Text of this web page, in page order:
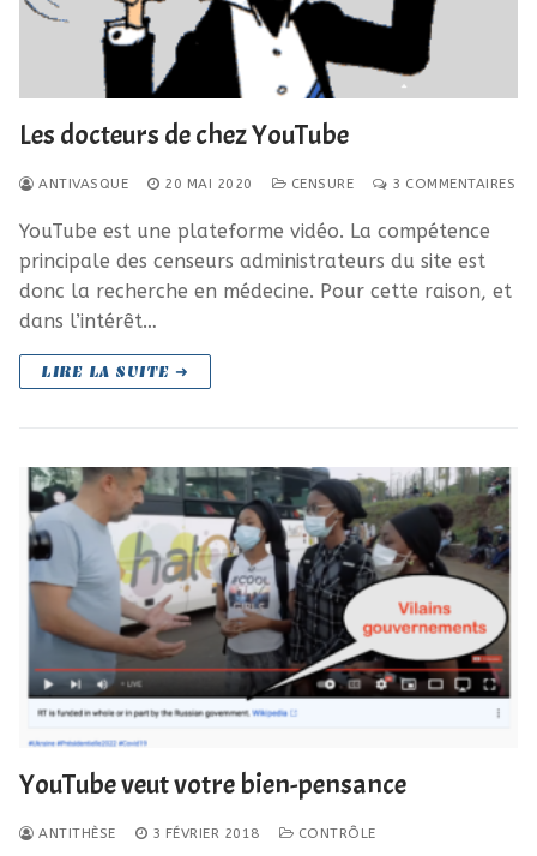
Les docteurs de chez YouTube
ANTIVASQUE 20 MAI 2020 CENSURE 3 COMMENTAIRES
YouTube est une plateforme vidéo. La compétence
principale des censeurs administrateurs du site est
donc la recherche en médecine. Pour cette raison, et
dans l’intérêt…
LIRE LA SUITE ➜
YouTube veut votre bien-pensance
ANTITHÈSE 3 FÉVRIER 2018
CONTRÔLE